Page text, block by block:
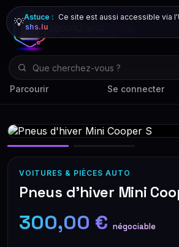
Parcourir Se connecter
💡Astuce : Ce site est aussi accessible via
shs.lu
VOITURES & PIÈCES AUTO
Pneus d'hiver Mini
300,00 € négociable